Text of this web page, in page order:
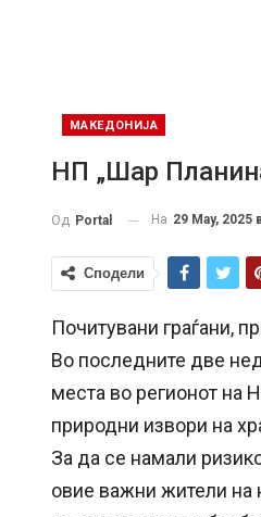
МАКЕДОНИЈА
НП „Шар
Од Portal На 29 May, 2025
Сподели
Почитувани граѓани,
Во последните две
места во регионот на
природни извори на
За да се намали
овие важни жители на